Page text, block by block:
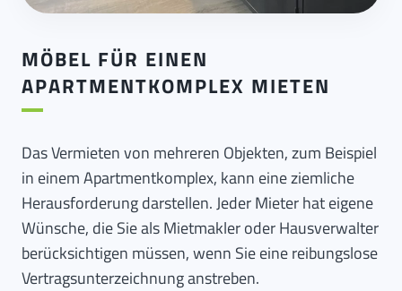
MÖBEL FÜR EINEN
APARTMENTKOMPLEX MIETEN
Das Vermieten von mehreren Objekten, zum Beispiel
in einem Apartmentkomplex, kann eine ziemliche
Herausforderung darstellen. Jeder Mieter hat eigene
Wünsche, die Sie als Mietmakler oder Hausverwalter
berücksichtigen müssen, wenn Sie eine reibungslose
Vertragsunterzeichnung anstreben.